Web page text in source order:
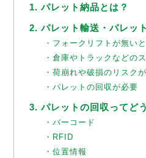
1. パレット納品とは？
2. パレット輸送・パレッ
・フォークリフトが無い
・倉庫やトラックなどの
・荷崩れや破損のリスク
・パレットの回収が必要
3. パレットの回収ってど
・バーコード
・RFID
・位置情報